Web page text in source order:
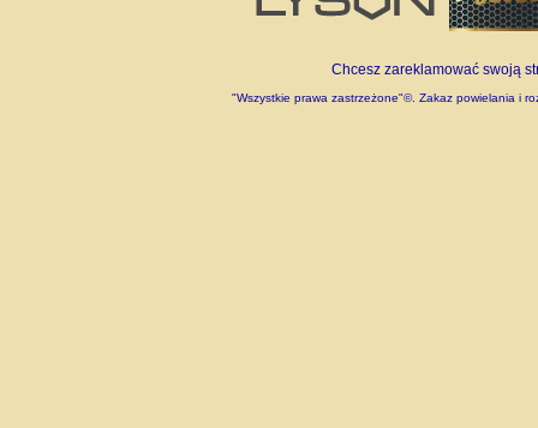
Chcesz zareklamować swoją
"Wszystkie prawa zastrzeżone"©. Zakaz powielania i